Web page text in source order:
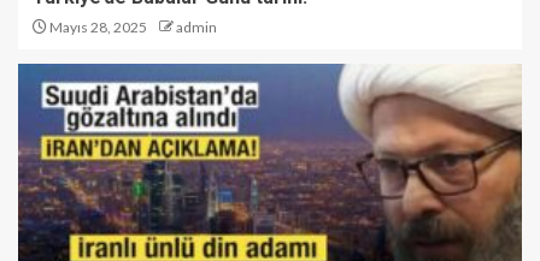
Mayıs 28, 2025 admin